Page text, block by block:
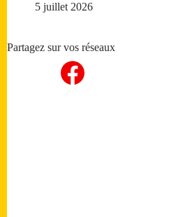
5 juillet 2026
Partagez sur vos réseaux